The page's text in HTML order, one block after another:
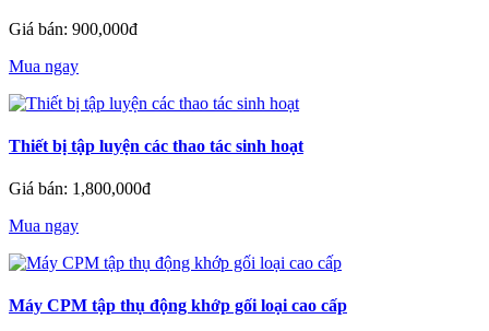
Giá bán: 900,000đ
Mua ngay
Thiết bị tập luyện các thao tác sinh hoạt
Giá bán: 1,800,000đ
Mua ngay
Máy CPM tập thụ động khớp gối loại cao cấp